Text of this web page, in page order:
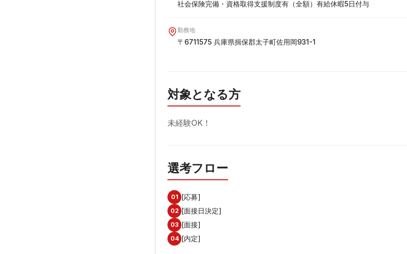
社会保険完備・資格取得支援制度有（全額）有給休暇5日付与
勤務地
〒6711575 兵庫県揖保郡太子町佐用岡931-1
対象となる方
未経験OK！
選考フロー
01 [応募]
02 [面接日決定]
03 [面接]
04 [内定]